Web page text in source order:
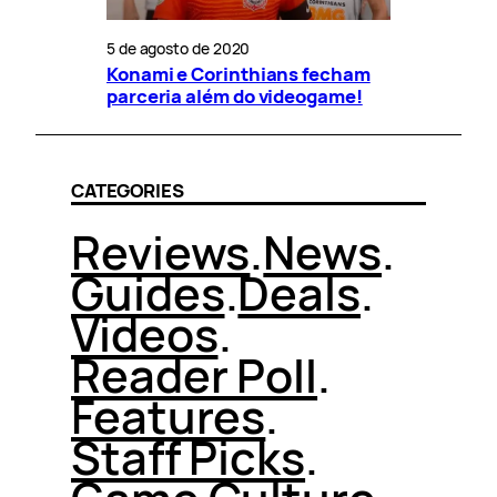
5 de agosto de 2020
Konami e Corinthians fecham
parceria além do videogame!
CATEGORIES
Reviews.News.
Guides.Deals.
Videos.
Reader Poll.
Features.
Staff Picks.